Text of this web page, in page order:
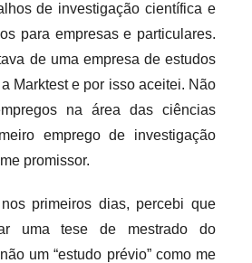
de investigação científica e
para empresas e particulares.
de uma empresa de estudos
Marktest e por isso aceitei. Não
na área das ciências
emprego de investigação
promissor.
primeiros dias, percebi que
uma tese de mestrado do
um “estudo prévio” como me